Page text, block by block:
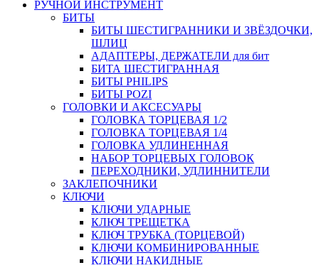
РУЧНОЙ ИНСТРУМЕНТ
БИТЫ
БИТЫ ШЕСТИГРАННИКИ И ЗВЁЗДОЧКИ,
ШЛИЦ
АДАПТЕРЫ, ДЕРЖАТЕЛИ для бит
БИТА ШЕСТИГРАННАЯ
БИТЫ PHILIPS
БИТЫ POZI
ГОЛОВКИ И АКСЕСУАРЫ
ГОЛОВКА ТОРЦЕВАЯ 1/2
ГОЛОВКА ТОРЦЕВАЯ 1/4
ГОЛОВКА УДЛИНЕННАЯ
НАБОР ТОРЦЕВЫХ ГОЛОВОК
ПЕРЕХОДНИКИ, УДЛИННИТЕЛИ
ЗАКЛЕПОЧНИКИ
КЛЮЧИ
КЛЮЧИ УДАРНЫЕ
КЛЮЧ ТРЕЩЕТКА
КЛЮЧ ТРУБКА (ТОРЦЕВОЙ)
КЛЮЧИ КОМБИНИРОВАННЫЕ
КЛЮЧИ НАКИДНЫЕ